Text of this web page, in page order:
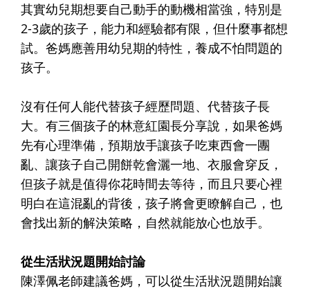
其實幼兒期想要自己動手的動機相當強，特別是
2-3歲的孩子，能力和經驗都有限，但什麼事都想
試。爸媽應善用幼兒期的特性，養成不怕問題的
孩子。
沒有任何人能代替孩子經歷問題、代替孩子長
大。有三個孩子的林意紅園長分享說，如果爸媽
先有心理準備，預期放手讓孩子吃東西會一團
亂、讓孩子自己開餅乾會灑一地、衣服會穿反，
但孩子就是值得你花時間去等待，而且只要心裡
明白在這混亂的背後，孩子將會更瞭解自己，也
會找出新的解決策略，自然就能放心也放手。
從生活狀況題開始討論
陳澤佩老師建議爸媽，可以從生活狀況題開始讓